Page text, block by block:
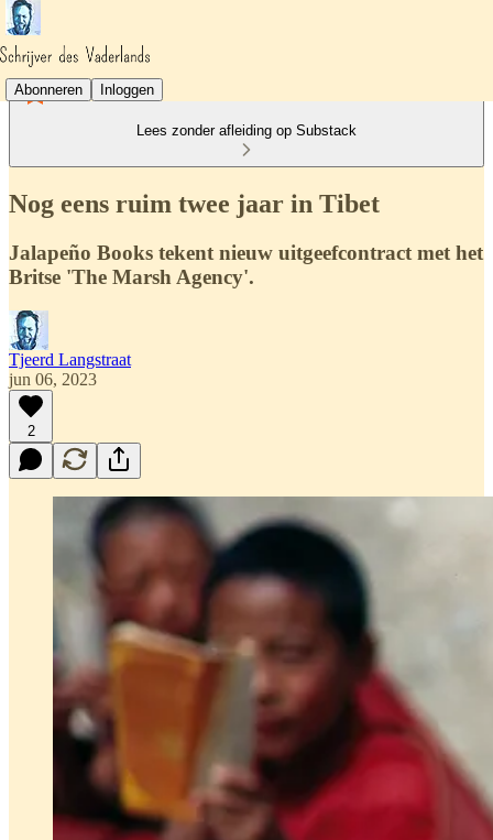
Abonneren Inloggen
Lees zonder afleiding op Substack
Nog eens ruim twee jaar in Tibet
Jalapeño Books tekent nieuw uitgeefcontract met het
Britse 'The Marsh Agency'.
Tjeerd Langstraat
jun 06, 2023
2